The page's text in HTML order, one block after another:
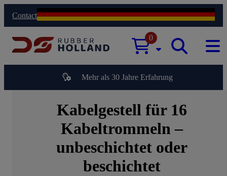
Contact
0
Mehr als 30 Jahre Erfahrung
Kabelgestell für 16
Kabeltrommeln –
unbeschichtet oder
beschichtet